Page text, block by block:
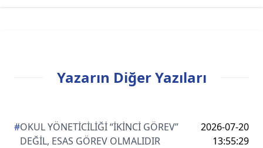
Yazarın Diğer Yazıları
#OKUL YÖNETİCİLİĞİ “İKİNCİ GÖREV”
DEĞİL, ESAS GÖREV OLMALIDIR
2026-07-20
13:55:29